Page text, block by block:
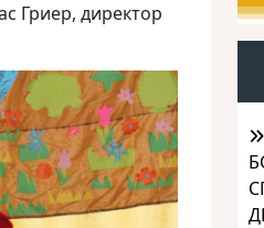
Гриер, директор